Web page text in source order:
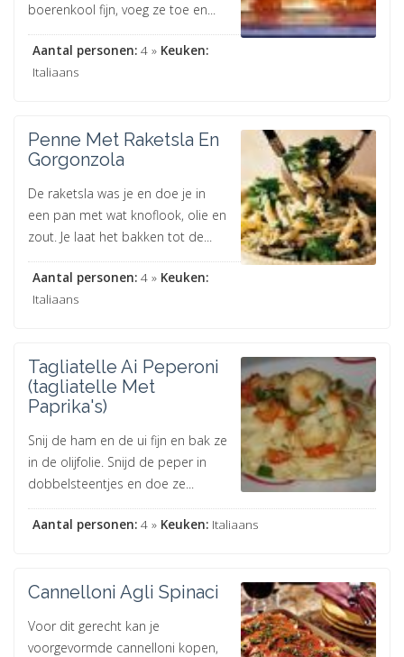
boerenkool fijn, voeg ze toe en...
Aantal personen: 4 » Keuken:
Italiaans
Penne Met Raketsla En
Gorgonzola
De raketsla was je en doe je in
een pan met wat knoflook, olie en
zout. Je laat het bakken tot de...
Aantal personen: 4 » Keuken:
Italiaans
Tagliatelle Ai Peperoni
(tagliatelle Met
Paprika's)
Snij de ham en de ui fijn en bak ze
in de olijfolie. Snijd de peper in
dobbelsteentjes en doe ze...
Aantal personen: 4 » Keuken: Italiaans
Cannelloni Agli Spinaci
Voor dit gerecht kan je
voorgevormde cannelloni kopen,